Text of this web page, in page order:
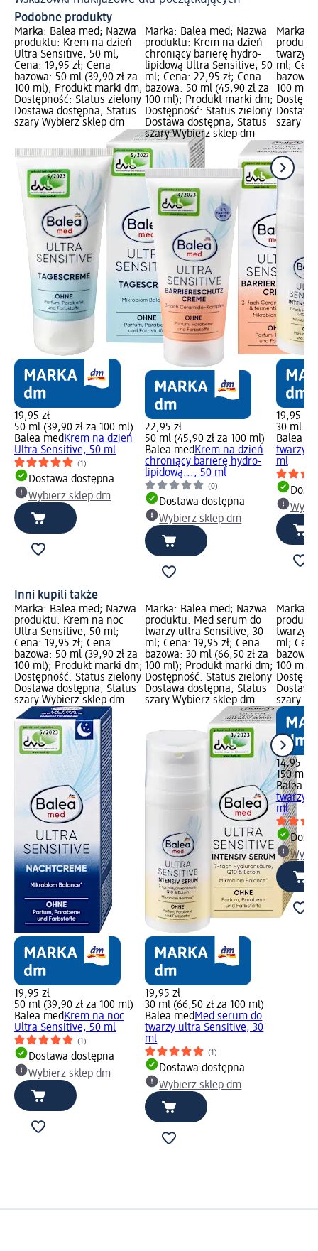
Podobne produkty
Marka: Balea med; Nazwa
produktu: Krem na dzień
Ultra Sensitive, 50 ml;
Cena: 19,95 zł; Cena
bazowa: 50 ml (39,90 zł za
100 ml); Produkt marki dm;
Dostępność: Status zielony
Dostawa dostępna, Status
szary Wybierz sklep dm
19,95 zł
50 ml (39,90 zł za 100 ml)
Balea medKrem na dzień
Ultra Sensitive, 50 ml
(1)
Dostawa dostępna
Wybierz sklep dm
Marka: Balea med; Nazwa
produktu: Krem na dzień
chroniący barierę hydro-
lipidową Ultra Sensitive, 50
ml; Cena: 22,95 zł; Cena
bazowa: 50 ml (45,90 zł za
100 ml); Produkt marki dm;
Dostępność: Status zielony
Dostawa dostępna, Status
szary Wybierz sklep dm
22,95 zł
50 ml (45,90 zł za 100 ml)
Balea medKrem na dzień
chroniący barierę hydro-
lipidową..., 50 ml
(0)
Dostawa dostępna
Wybierz sklep dm
Marka:
twarzy
ml;
bazowa:
100 ml);
szary
19,95 zł
30 ml
Balea
twarzy
ml
Inni kupili także
Marka: Balea med; Nazwa
produktu: Krem na noc
Ultra Sensitive, 50 ml;
Cena: 19,95 zł; Cena
bazowa: 50 ml (39,90 zł za
100 ml); Produkt marki dm;
Dostępność: Status zielony
Dostawa dostępna, Status
szary Wybierz sklep dm
19,95 zł
50 ml (39,90 zł za 100 ml)
Balea medKrem na noc
Ultra Sensitive, 50 ml
(1)
Dostawa dostępna
Wybierz sklep dm
Marka: Balea med; Nazwa
produktu: Med serum do
twarzy ultra Sensitive, 30
ml; Cena: 19,95 zł; Cena
bazowa: 30 ml (66,50 zł za
100 ml); Produkt marki dm;
Dostępność: Status zielony
Dostawa dostępna, Status
szary Wybierz sklep dm
19,95 zł
30 ml (66,50 zł za 100 ml)
Balea medMed serum do
twarzy ultra Sensitive, 30
ml
(1)
Dostawa dostępna
Wybierz sklep dm
Marka:
twarzy
ml;
bazowa:
100 ml);
szary
14,95 zł
150 ml
Balea
twarzy
ml